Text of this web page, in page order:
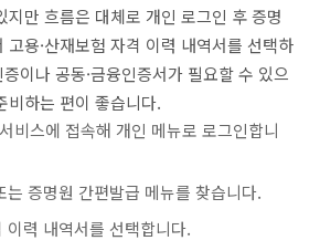
지만 흐름은 대체로 개인 로그인 후 증명
고용·산재보험 자격 이력 내역서를 선택하
이나 공동·금융인증서가 필요할 수 있으
비하는 편이 좋습니다.
비스에 접속해 개인 메뉴로 로그인합니
는 증명원 간편발급 메뉴를 찾습니다.
이력 내역서를 선택합니다.